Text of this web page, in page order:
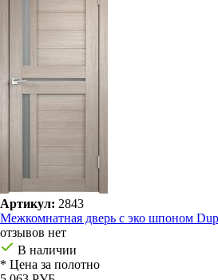
Артикул: 2843
Межкомнатная дверь с эко шпоном
отзывов нет
В наличии
* Цена за полотно